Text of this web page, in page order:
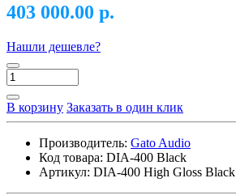
403 000.00 р.
Нашли дешевле?
В корзину Заказать в один клик
Производитель: Gato Audio
Код товара: DIA-400 Black
Артикул: DIA-400 High Gloss Black